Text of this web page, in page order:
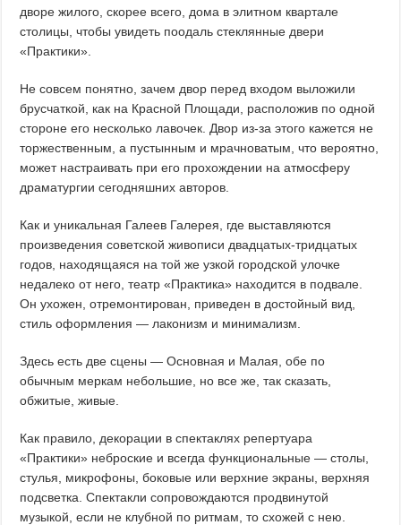
дворе жилого, скорее всего, дома в элитном квартале
столицы, чтобы увидеть поодаль стеклянные двери
«Практики».
Не совсем понятно, зачем двор перед входом выложили
брусчаткой, как на Красной Площади, расположив по одной
стороне его несколько лавочек. Двор из-за этого кажется не
торжественным, а пустынным и мрачноватым, что вероятно,
может настраивать при его прохождении на атмосферу
драматургии сегодняшних авторов.
Как и уникальная Галеев Галерея, где выставляются
произведения советской живописи двадцатых-тридцатых
годов, находящаяся на той же узкой городской улочке
недалеко от него, театр «Практика» находится в подвале.
Он ухожен, отремонтирован, приведен в достойный вид,
стиль оформления — лаконизм и минимализм.
Здесь есть две сцены — Основная и Малая, обе по
обычным меркам небольшие, но все же, так сказать,
обжитые, живые.
Как правило, декорации в спектаклях репертуара
«Практики» неброские и всегда функциональные — столы,
стулья, микрофоны, боковые или верхние экраны, верхняя
подсветка. Спектакли сопровождаются продвинутой
музыкой, если не клубной по ритмам, то схожей с нею.